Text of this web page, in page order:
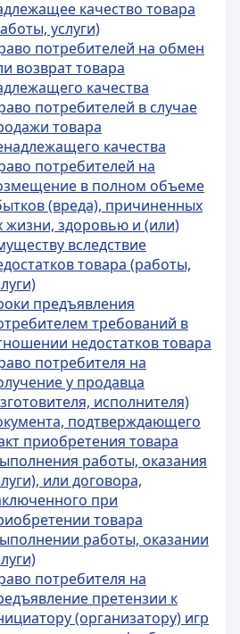
качество товара
услуги)
потребителей на обмен
возврат товара
качества
потребителей в случае
товара
качества
потребителей на
в полном объеме
(вреда), причиненных
жизни, здоровью и (или)
вследствие
товара (работы,
предъявления
требований в
недостатков товара
потребителя на
у продавца
исполнителя)
подтверждающего
приобретения товара
работы, оказания
или договора,
при
товара
работы, оказании
потребителя на
претензии к
(организатору) игр